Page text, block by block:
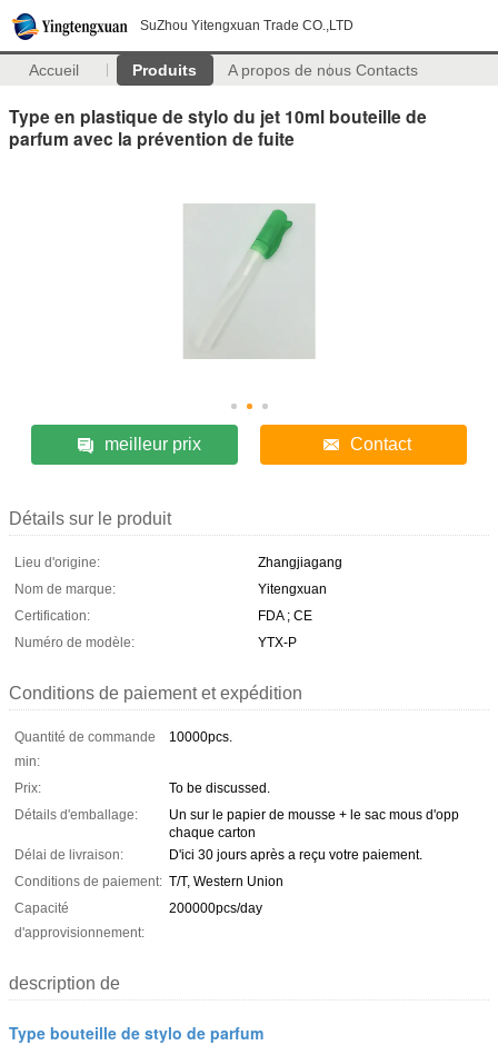
SuZhou Yitengxuan Trade CO.,LTD
Accueil Produits A propos de nous Contacts
Type en plastique de stylo du jet 10ml bouteille de
parfum avec la prévention de fuite
meilleur prix Contact
Détails sur le produit
Lieu d'origine:
Zhangjiagang
Nom de marque:
Yitengxuan
Certification:
FDA ; CE
Numéro de modèle:
YTX-P
Conditions de paiement et expédition
Quantité de commande
min:
10000pcs.
Prix:
To be discussed.
Détails d'emballage:
Un sur le papier de mousse + le sac mous d'opp
chaque carton
Délai de livraison:
D'ici 30 jours après a reçu votre paiement.
Conditions de paiement: T/T, Western Union
Capacité
d'approvisionnement:
200000pcs/day
description de
Type bouteille de stylo de parfum